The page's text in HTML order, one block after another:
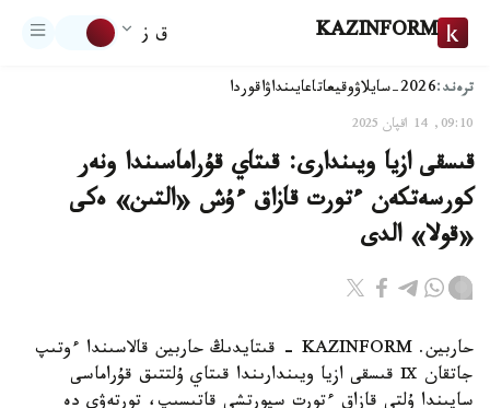
KAZINFORM ق ز
ترەند:2026-سايلاۋ وقيعاتاعايىنداۋاقوردا
09:10, 14 اقپان 2025
قىسقى ازيا ويىندارى: قىتاي قۇراماسىندا ونەر
كورسەتكەن ءتورت قازاق ءۇش «التىن» ەكى
«قولا» الدى
حاربين. KAZINFORM - قىتايدىڭ حاربين قالاسىندا ءوتىپ
جاتقان Ⅸ قىسقى ازيا ويىندارىندا قىتاي ۇلتتىق قۇراماسى